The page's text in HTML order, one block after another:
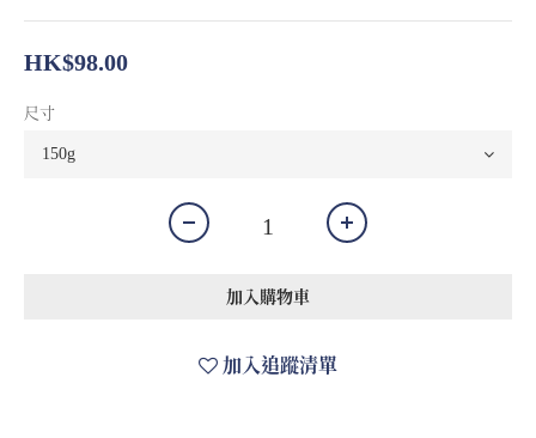
HK$98.00
尺寸
加入購物車
加入追蹤清單